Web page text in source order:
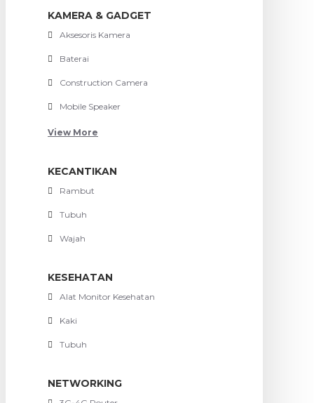
KAMERA & GADGET
Aksesoris Kamera
Baterai
Construction Camera
Mobile Speaker
View More
KECANTIKAN
Rambut
Tubuh
Wajah
KESEHATAN
Alat Monitor Kesehatan
Kaki
Tubuh
NETWORKING